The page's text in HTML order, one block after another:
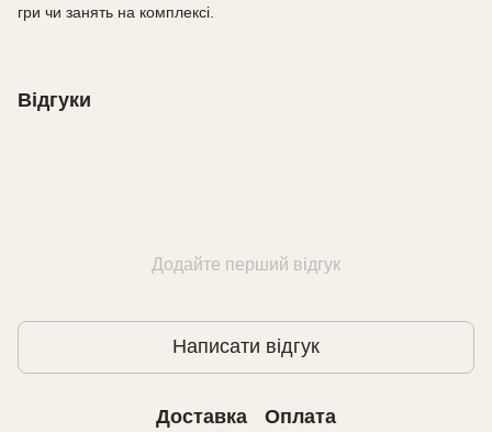
гри чи занять на комплексі.
Відгуки
Додайте перший відгук
Написати відгук
Доставка Оплата